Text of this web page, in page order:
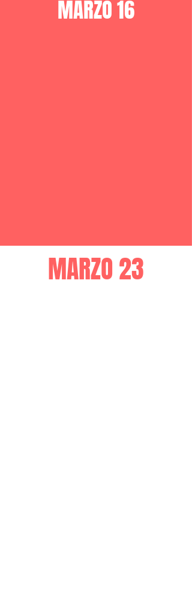
MARZO 16
MARZO 23